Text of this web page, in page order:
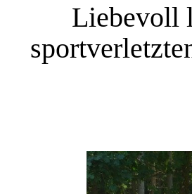
Liebevoll